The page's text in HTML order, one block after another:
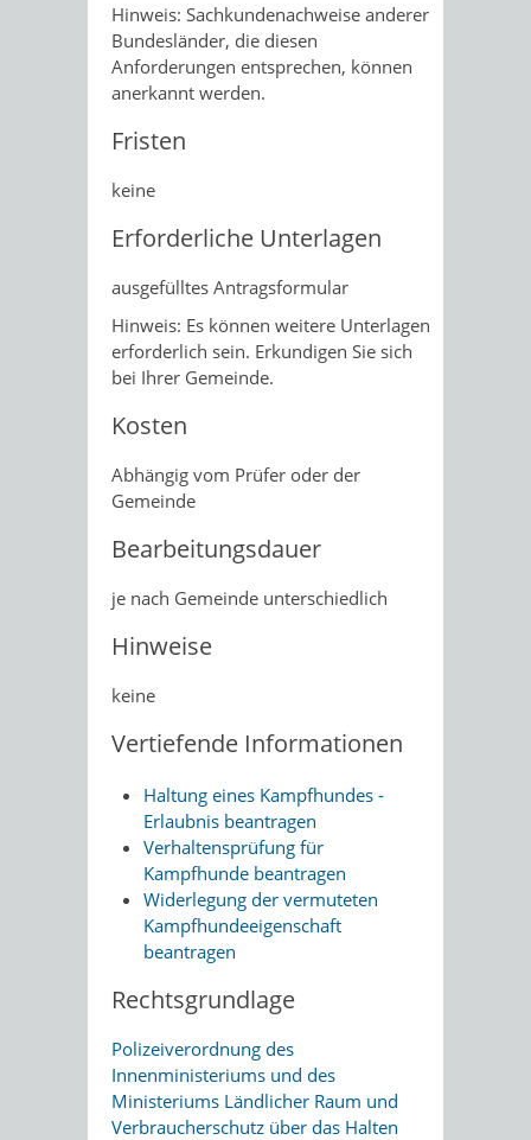
Hinweis: Sachkundenachweise anderer
Bundesländer, die diesen
Anforderungen entsprechen, können
anerkannt werden.
Fristen
keine
Erforderliche Unterlagen
ausgefülltes Antragsformular
Hinweis: Es können weitere Unterlagen
erforderlich sein. Erkundigen Sie sich
bei Ihrer Gemeinde.
Kosten
Abhängig vom Prüfer oder der
Gemeinde
Bearbeitungsdauer
je nach Gemeinde unterschiedlich
Hinweise
keine
Vertiefende Informationen
Haltung eines Kampfhundes -
Erlaubnis beantragen
Verhaltensprüfung für
Kampfhunde beantragen
Widerlegung der vermuteten
Kampfhundeeigenschaft
beantragen
Rechtsgrundlage
Polizeiverordnung des
Innenministeriums und des
Ministeriums Ländlicher Raum und
Verbraucherschutz über das Halten